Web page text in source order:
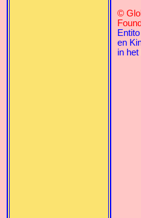
©
en
in het